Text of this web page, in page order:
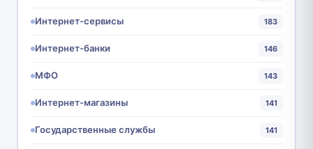
Интернет-сервисы 183
Интернет-банки 146
МФО 143
Интернет-магазины 141
Государственные службы 141